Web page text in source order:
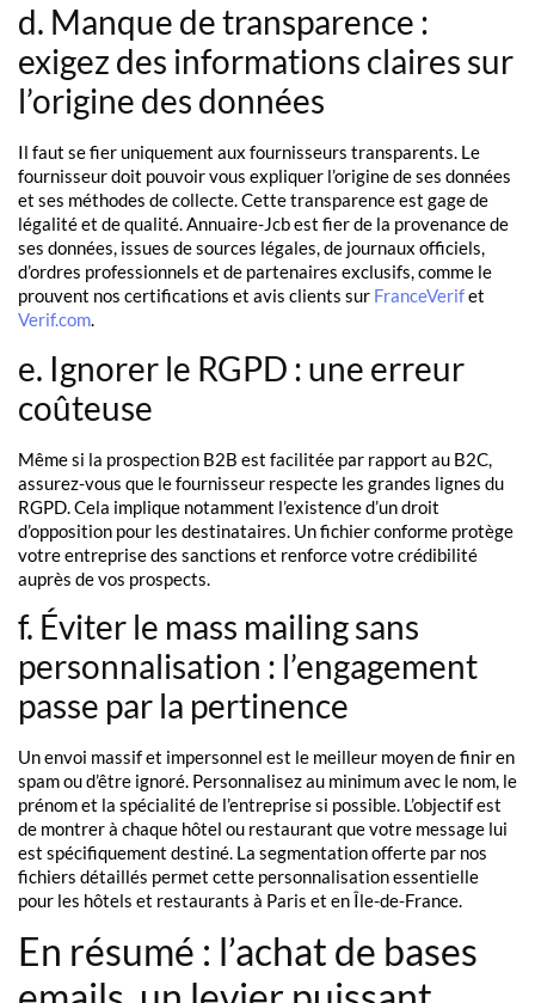
d. Manque de transparence :
exigez des informations claires sur
l’origine des données
Il faut se fier uniquement aux fournisseurs transparents. Le
fournisseur doit pouvoir vous expliquer l’origine de ses données
et ses méthodes de collecte. Cette transparence est gage de
légalité et de qualité. Annuaire-Jcb est fier de la provenance de
ses données, issues de sources légales, de journaux officiels,
d’ordres professionnels et de partenaires exclusifs, comme le
prouvent nos certifications et avis clients sur FranceVerifet
Verif.com.
e. Ignorer le RGPD : une erreur
coûteuse
Même si la prospection B2B est facilitée par rapport au B2C,
assurez-vous que le fournisseur respecte les grandes lignes du
RGPD. Cela implique notamment l’existence d’un droit
d’opposition pour les destinataires. Un fichier conforme protège
votre entreprise des sanctions et renforce votre crédibilité
auprès de vos prospects.
f. Éviter le mass mailing sans
personnalisation : l’engagement
passe par la pertinence
Un envoi massif et impersonnel est le meilleur moyen de finir en
spam ou d’être ignoré. Personnalisez au minimum avec le nom, le
prénom et la spécialité de l’entreprise si possible. L’objectif est
de montrer à chaque hôtel ou restaurant que votre message lui
est spécifiquement destiné. La segmentation offerte par nos
fichiers détaillés permet cette personnalisation essentielle
pour les hôtels et restaurants à Paris et en Île-de-France.
En résumé : l’achat de bases